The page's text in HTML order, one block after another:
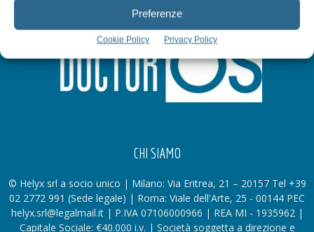
Preferenze
Cookie Policy Privacy Policy
CHI SIAMO
© Helyx srl a socio unico | Milano: Via Eritrea, 21 – 20157 Tel +39
02 2772 991 (Sede legale) | Roma: Viale dell'Arte, 25 - 00144 PEC
helyx.srl@legalmail.it | P.IVA 07106000966 | REA MI - 1935962 |
Capitale Sociale: €40.000 i.v. | Società soggetta a direzione e